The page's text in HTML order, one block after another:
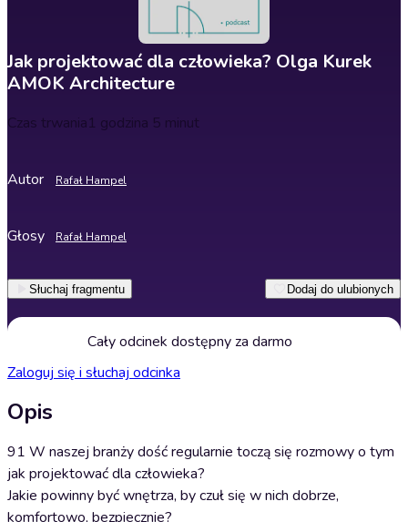
Jak projektować dla człowieka? Olga Kurek
AMOK Architecture
Czas trwania1 godzina 5 minut
Autor Rafał Hampel
Głosy Rafał Hampel
Słuchaj fragmentu Dodaj do ulubionych
Cały odcinek dostępny za darmo
Zaloguj się i słuchaj odcinka
Opis
91 W naszej branży dość regularnie toczą się rozmowy o tym
jak projektować dla człowieka?
Jakie powinny być wnętrza, by czuł się w nich dobrze,
komfortowo, bezpiecznie?